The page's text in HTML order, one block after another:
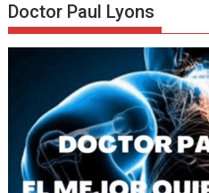
Doctor Paul Lyons